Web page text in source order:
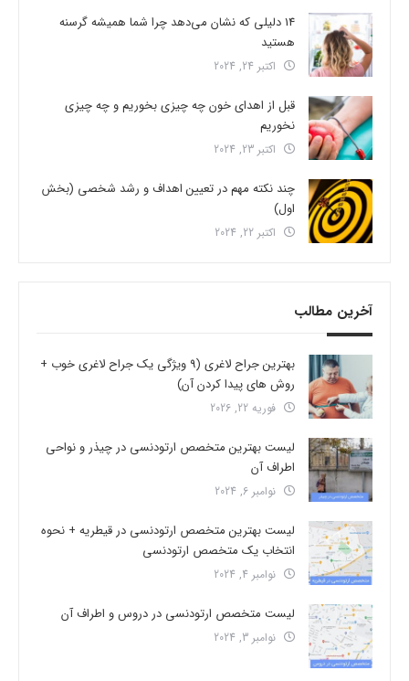
14 دلیلی که نشان می‌دهد چرا شما همیشه گرسنه
هستید
اکتبر 24, 2024
قبل از اهدای خون چه چیزی بخوریم و چه چیزی
نخوریم
اکتبر 23, 2024
چند نکته مهم در تعیین اهداف و رشد شخصی (بخش
اول)
اکتبر 22, 2024
آخرین مطالب
بهترین جراح لاغری (9 ویژگی یک جراح لاغری خوب +
روش های پیدا کردن آن)
فوریه 22, 2026
لیست بهترین متخصص ارتودنسی در چیذر و نواحی
اطراف آن
نوامبر 6, 2024
لیست بهترین متخصص ارتودنسی در قیطریه + نحوه
انتخاب یک متخصص ارتودنسی
نوامبر 4, 2024
لیست متخصص ارتودنسی در دروس و اطراف آن
نوامبر 3, 2024